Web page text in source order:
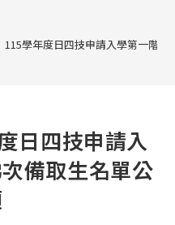
115學年度日四技申請入學第一階
日四技申請入
備取生名單公